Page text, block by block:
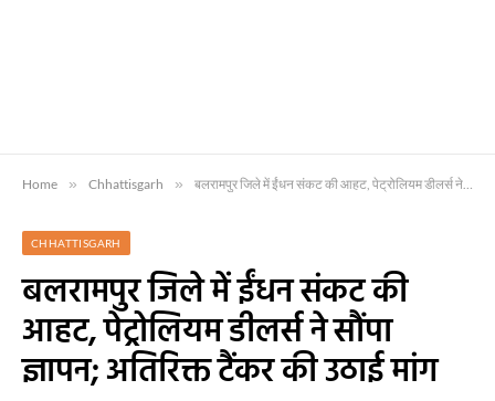
Home » Chhattisgarh » बलरामपुर जिले में ईंधन संकट की आहट, पेट्रोलियम डीलर्स ने सौंपा ज्ञापन; अतिरिक्त टैंकर की उठाई मांग
CHHATTISGARH
बलरामपुर जिले में ईंधन संकट की
आहट, पेट्रोलियम डीलर्स ने सौंपा
ज्ञापन; अतिरिक्त टैंकर की उठाई मांग